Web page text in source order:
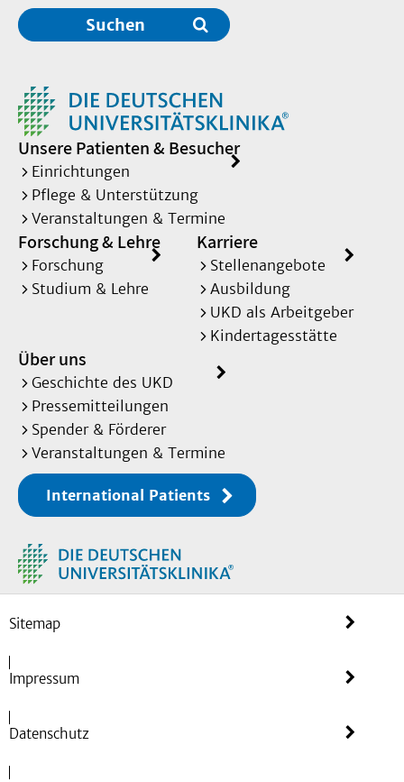
Suchen
Unsere Patienten & Besucher
Einrichtungen
Pflege & Unterstützung
Veranstaltungen & Termine
Forschung & Lehre
Forschung
Studium & Lehre
Karriere
Stellenangebote
Ausbildung
UKD als Arbeitgeber
Kindertagesstätte
Über uns
Geschichte des UKD
Pressemitteilungen
Spender & Förderer
Veranstaltungen & Termine
International Patients
Sitemap
Impressum
Datenschutz